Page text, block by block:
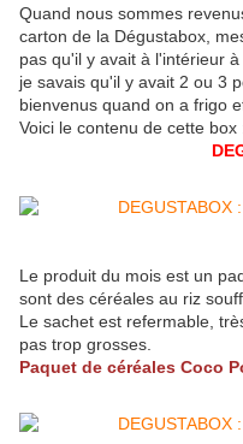
Quand nous sommes
carton de la Dégustabox,
pas qu'il y avait à l'intérieur
je savais qu'il y avait 2 ou 3
bienvenus quand on a frigo
Voici le contenu de cette box
Le produit du mois est un
sont des céréales au riz
Le sachet est refermable,
pas trop grosses.
Paquet de céréales Coco